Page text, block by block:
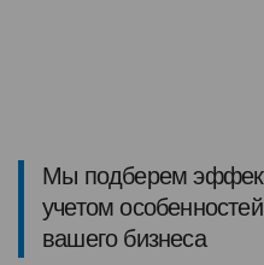
Мы подберем
учетом особенностей
вашего бизнеса